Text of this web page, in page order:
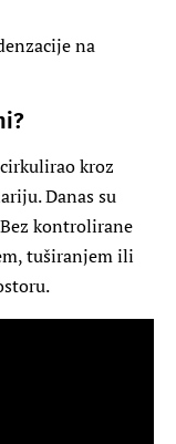
na
kroz
Danas su
kontrolirane
tuširanjem ili